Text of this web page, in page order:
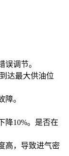
误调节。
达最大供油位
障。
降10%。是否在
高，导致进气密